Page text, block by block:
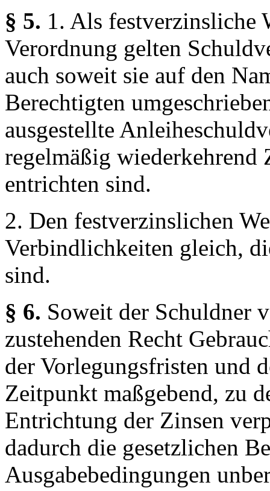
§ 5. 1. Als festverzinsliche
Verordnung gelten
auch soweit sie auf den
Berechtigten
ausgestellte
regelmäßig wiederkehrend
entrichten sind.
2. Den festverzinslichen
Verbindlichkeiten gleich,
sind.
§ 6. Soweit der Schuldner
zustehenden Recht
der Vorlegungsfristen und
Zeitpunkt maßgebend, zu
Entrichtung der Zinsen
dadurch die gesetzlichen
Ausgabebedingungen